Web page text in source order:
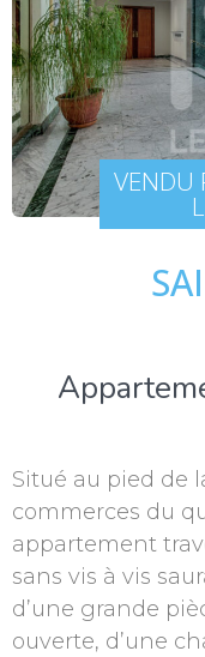
VENDU
Situé au pied de
commerces du
appartement
sans vis à vis
d’une grande
ouverte, d’une